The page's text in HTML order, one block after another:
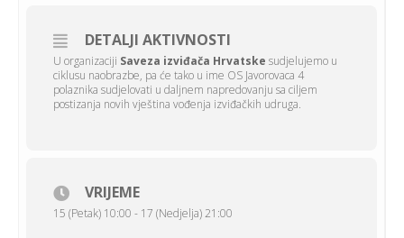
DETALJI AKTIVNOSTI
U organizaciji Saveza izviđača Hrvatske sudjelujemo u
ciklusu naobrazbe, pa će tako u ime OS Javorovaca 4
polaznika sudjelovati u daljnem napredovanju sa ciljem
postizanja novih vještina vođenja izviđačkih udruga.
VRIJEME
15 (Petak) 10:00 - 17 (Nedjelja) 21:00